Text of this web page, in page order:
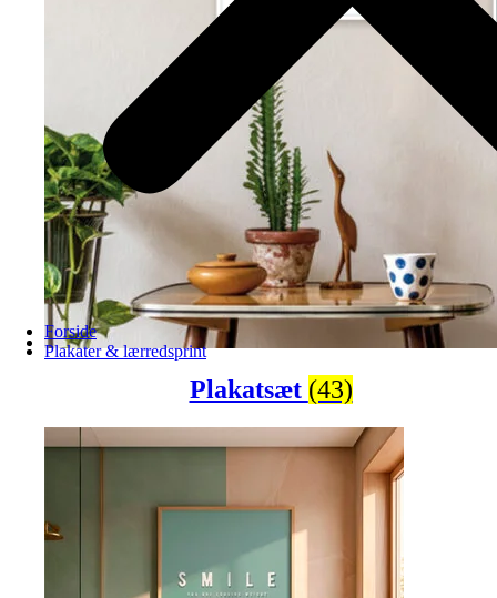
Forside
Plakater & lærredsprint
Plakatsæt (43)